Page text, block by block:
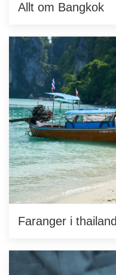
Allt om Bangkok
Faranger i thailand